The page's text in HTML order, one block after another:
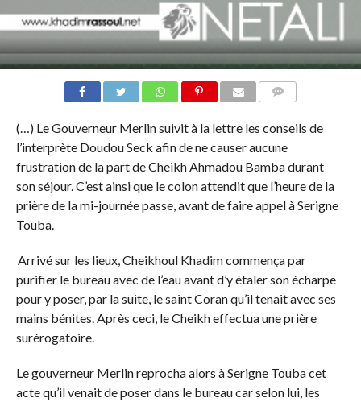
(…) Le Gouverneur Merlin suivit à la lettre les conseils de
l’interprète Doudou Seck afin de ne causer aucune
frustration de la part de Cheikh Ahmadou Bamba durant
son séjour. C’est ainsi que le colon attendit que l’heure de la
prière de la mi-journée passe, avant de faire appel à Serigne
Touba.
Arrivé sur les lieux, Cheikhoul Khadim commença par
purifier le bureau avec de l’eau avant d’y étaler son écharpe
pour y poser, par la suite, le saint Coran qu’il tenait avec ses
mains bénites. Après ceci, le Cheikh effectua une prière
surérogatoire.
Le gouverneur Merlin reprocha alors à Serigne Touba cet
acte qu’il venait de poser dans le bureau car selon lui, les